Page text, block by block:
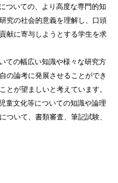
ついての、より高度な専門的知
究の社会的意義を理解し、口頭
献に寄与しようとする学生を求
ての幅広い知識や様々な研究方
の論考に発展させることができ
とが望ましいと考えています。
童文化等についての知識や論理
ついて、書類審査、筆記試験、